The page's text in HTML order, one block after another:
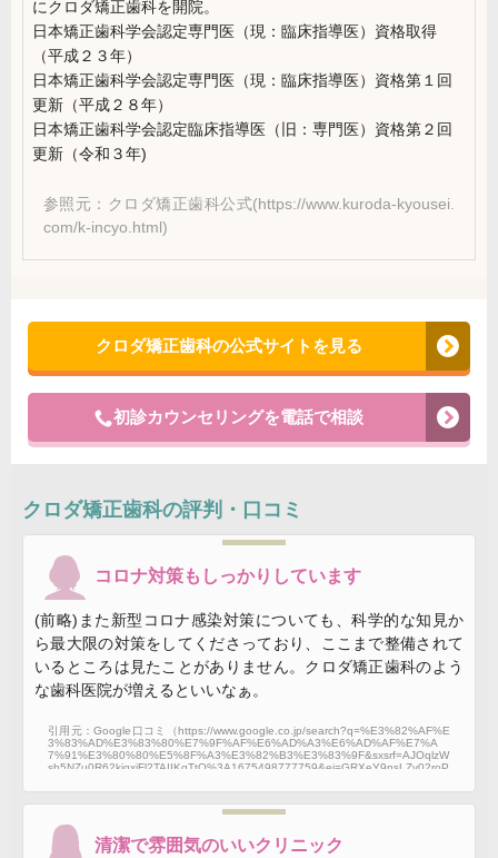
にクロダ矯正歯科を開院。
日本矯正歯科学会認定専門医（現：臨床指導医）資格取得
（平成２３年）
日本矯正歯科学会認定専門医（現：臨床指導医）資格第１回
更新（平成２８年）
日本矯正歯科学会認定臨床指導医（旧：専門医）資格第２回
更新（令和３年)
参照元：クロダ矯正歯科公式(https://www.kuroda-kyousei.
com/k-incyo.html)
クロダ矯正歯科の公式サイトを見る
初診カウンセリングを電話で相談
クロダ矯正歯科の評判・口コミ
コロナ対策もしっかりしています
(前略)また新型コロナ感染対策についても、科学的な知見か
ら最大限の対策をしてくださっており、ここまで整備されて
いるところは見たことがありません。クロダ矯正歯科のよう
な歯科医院が増えるといいなぁ。
引用元：Google口コミ（https://www.google.co.jp/search?q=%E3%82%AF%E
3%83%AD%E3%83%80%E7%9F%AF%E6%AD%A3%E6%AD%AF%E7%A
7%91%E3%80%80%E5%8F%A3%E3%82%B3%E3%83%9F&sxsrf=AJOqlzW
sb5NZu0R62kjqxjFl2TAIIKqTtQ%3A1675498777759&ei=GRXeY9nsLZy02roP
oq=%E3%82%AF%E3%83%AD%E3%83%80%E7%9F%AF%E6%AD%A3%E
6%AD%AF%E7%A7%91%E3%80%80%E5%8F%A3%E3%82%B3%E3%83%
9F&gs_lcp=Cgxnd3Mtd2l6LXNlcnAQAzIJCAAQBBCABBAlMgUIABCABDIJCA
AQBRAeEPEEOgoIABBHENYEELADOgkIABAeEA8Q8QQ6DQgAEAQQHhA
PEPEEEAo6CQgAEAQQHhDxBDoLCAAQBBAeEA8Q8QQ6BwgAEAQQgAQ
6CwgAEAUQBBAeEPEESgQIQRgASgQIRhgAUPMLWLMbYKwfaAFwAXgAg
清潔で雰囲気のいいクリニック